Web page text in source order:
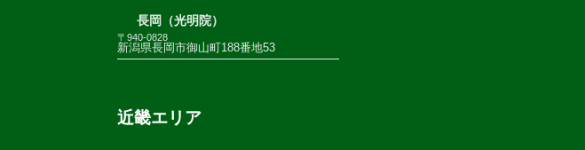
長岡（光明院）
〒940-0828
新潟県長岡市御山町188番地53
近畿エリア